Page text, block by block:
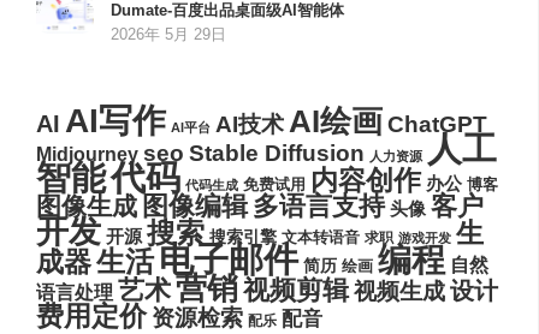
Dumate-百度出品桌面级AI智能体
2026年 5月 29日
AI AI写作 AI平台 AI技术AI绘画ChatGPT
Midjourney seo Stable Diffusion 人力资源 人工
智能代码 代码生成 免费试用 内容创作 办公 博客
图像生成 图像编辑 多语言支持 头像 客户
开发 开源 搜索 搜索引擎 文本转语音 求职 游戏开发 生
成器生活电子邮件 简历 绘画 编程 自然
语言处理 艺术营销视频剪辑视频生成设计
费用定价 资源检索 配乐 配音